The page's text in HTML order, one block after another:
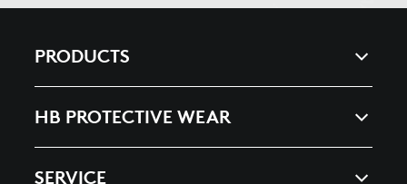
PRODUCTS
ESD ELECTROSTATIC DISCHARGE
HB PROTECTIVE WEAR
SERVICE